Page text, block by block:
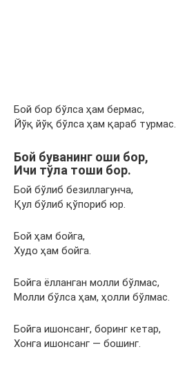
Бой бор бўлса ҳам бермас,
Йўқ йўқ бўлса ҳам қараб турмас.
Бой буванинг оши бор,
Ичи тўла тоши бор.
Бой бўлиб безиллагунча,
Қул бўлиб қўпориб юр.
Бой ҳам бойга,
Худо ҳам бойга.
Бойга ёлланган молли бўлмас,
Молли бўлса ҳам, ҳолли бўлмас.
Бойга ишонсанг, боринг кетар,
Хонга ишонсанг — бошинг.